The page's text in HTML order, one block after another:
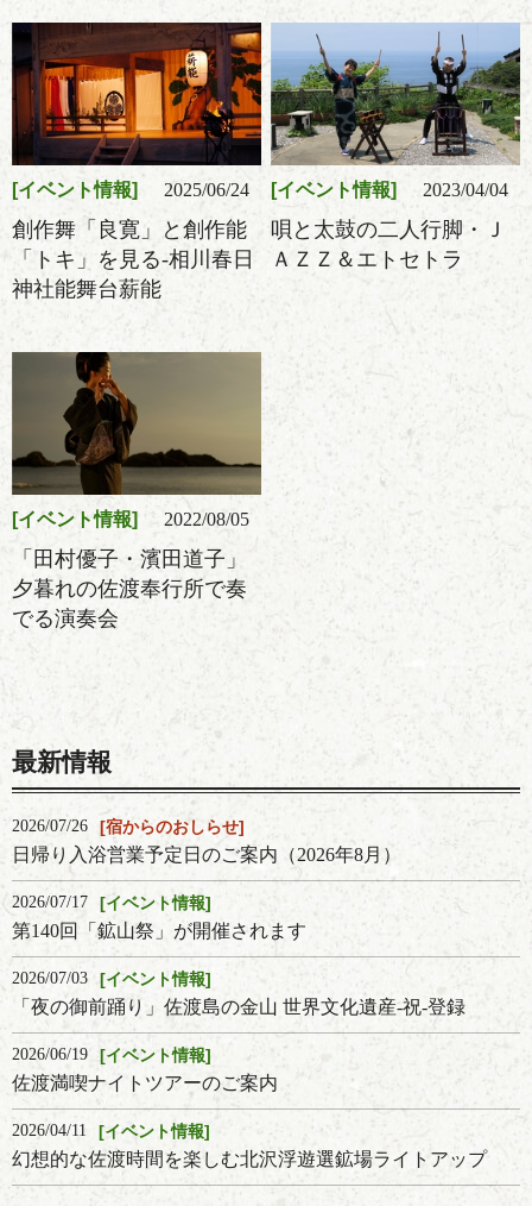
イベント情報 2025/06/24
創作舞「良寛」と創作能
「トキ」を見る-相川春日
神社能舞台薪能
イベント情報 2023/04/04
唄と太鼓の二人行脚・Ｊ
ＡＺＺ＆エトセトラ
イベント情報 2022/08/05
「田村優子・濱田道子」
夕暮れの佐渡奉行所で奏
でる演奏会
最新情報
2026/07/26 宿からのおしらせ
日帰り入浴営業予定日のご案内（2026年8月）
2026/07/17 イベント情報
第140回「鉱山祭」が開催されます
2026/07/03 イベント情報
「夜の御前踊り」佐渡島の金山 世界文化遺産-祝-登録
2026/06/19 イベント情報
佐渡満喫ナイトツアーのご案内
2026/04/11 イベント情報
幻想的な佐渡時間を楽しむ北沢浮遊選鉱場ライトアップ